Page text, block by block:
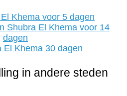
Khema voor 5 dagen
Shubra El Khema voor 14
dagen
El Khema 30 dagen
in andere steden